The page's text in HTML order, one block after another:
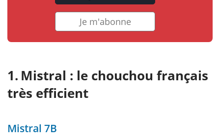
Je m'abonne
Mistral : le chouchou français
très efficient
Mistral 7B